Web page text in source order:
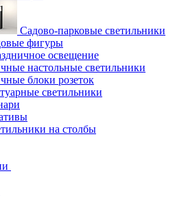
Садово-парковые светильники
фигуры
освещение
настольные светильники
блоки розеток
светильники
на столбы